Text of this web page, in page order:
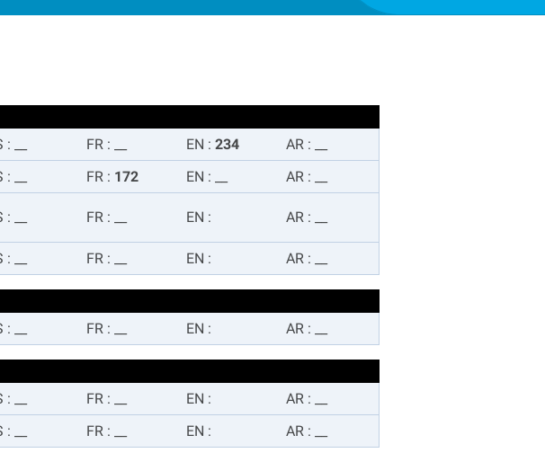
: FR : EN : 234 AR :
: FR : 172 EN : AR :
: FR : EN : AR :
: FR : EN : AR :
: FR : EN : AR :
: FR : EN : AR :
: FR : EN : AR :